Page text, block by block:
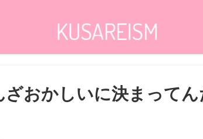
ざおかしいに決まって